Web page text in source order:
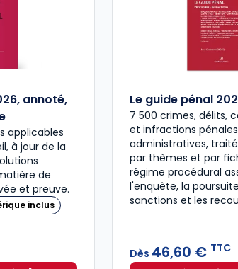
annoté,
applicables
à jour de la
de
et preuve.
inclus
Le guide pénal
7 500 crimes, délits,
et infractions
administratives,
par thèmes et par
régime procédural
l'enquête, la
sanctions et les
Dès 46,60 € TTC